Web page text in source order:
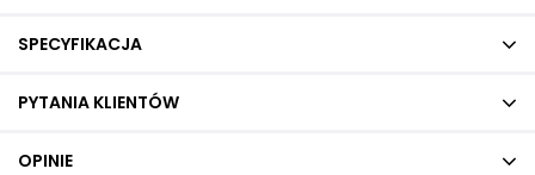
SPECYFIKACJA
PYTANIA KLIENTÓW
OPINIE